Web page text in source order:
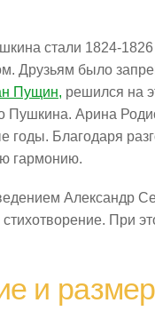
стали 1824-
Друзьям было
Пущин, решился на
Пушкина. Арина
Благодаря
гармонию.
Александр
стихотворение. При
и размер